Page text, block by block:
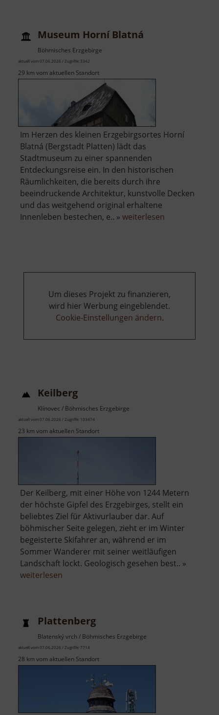
Museum Horní Blatná
Böhmisches Erzgebirge
aktuell vom 07.06.2026 / Zugriffe: 3342
29 km vom aktuellen Standort
Im Herzen des kleinen Erzgebirgsortes Horní
Blatná (Bergstadt Platten) lädt das
Stadtmuseum zu einer spannenden
Entdeckungsreise ein. In den historischen
Räumlichkeiten, die bereits durch ihre
beeindruckende Architektur, kunstvolle Decken
und das weitgehend original erhaltene
Innenleben bestechen, e.. » weiterlesen
Um dieses Projekt zu finanzieren,
wird hier Werbung eingeblendet.
Cookie-Einstellungen ändern.
Keilberg
Klínovec / Böhmisches Erzgebirge
aktuell vom 07.06.2026 / Zugriffe: 103474
23 km vom aktuellen Standort
Der Keilberg, mit einer Höhe von 1244 Metern
der höchste Gipfel des Erzgebirges, stellt ein
beliebtes Ziel für Aktivurlauber dar. Auf
böhmischer Seite gelegen, zieht er im Winter
begeisterte Skifahrer an, während er im
Sommer Wanderer mit seiner weitläufigen
Landschaft lockt. Geologisch gesehen best.. »
weiterlesen
Plattenberg
Blatenský vrch / Böhmisches Erzgebirge
aktuell vom 07.06.2026 / Zugriffe: 7714
28 km vom aktuellen Standort